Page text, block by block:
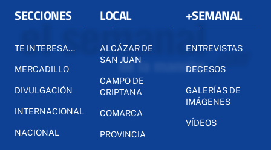
SECCIONES
TE INTERESA...
MERCADILLO
DIVULGACIÓN
INTERNACIONAL
NACIONAL
LOCAL
ALCÁZAR DE
SAN JUAN
CAMPO DE
CRIPTANA
COMARCA
PROVINCIA
+SEMANAL
ENTREVISTAS
DECESOS
GALERÍAS DE
IMÁGENES
VÍDEOS